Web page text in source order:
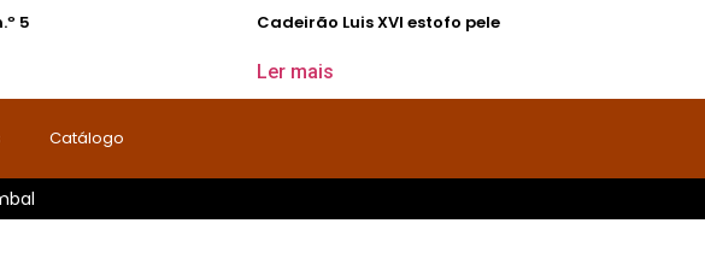
5 Cadeirão Luis XVI estofo pele
Ler mais
Catálogo